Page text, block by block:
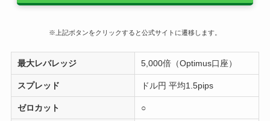
※上記ボタンをクリックすると公式サイトに遷移します。
最大レバレッジ 5,000倍（Optimus口座）
スプレッド ドル円 平均1.5pips
ゼロカット ○